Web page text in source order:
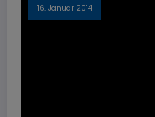
16. Januar 2014